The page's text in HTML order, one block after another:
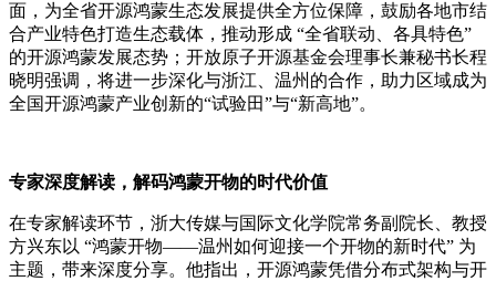
面，为全省开源鸿蒙生态发展提供全方位保障，鼓励各地市结
合产业特色打造生态载体，推动形成 “全省联动、各具特色”
的开源鸿蒙发展态势；开放原子开源基金会理事长兼秘书长程
晓明强调，将进一步深化与浙江、温州的合作，助力区域成为
全国开源鸿蒙产业创新的“试验田”与“新高地”。
专家深度解读，解码鸿蒙开物的时代价值
在专家解读环节，浙大传媒与国际文化学院常务副院长、教授
方兴东以 “鸿蒙开物——温州如何迎接一个开物的新时代” 为
主题，带来深度分享。他指出，开源鸿蒙凭借分布式架构与开